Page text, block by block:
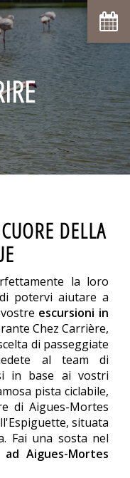
DELLA
la loro
potervi aiutare a
escursioni in
Chez Carrière,
di passeggiate
al team di
in base ai vostri
pista ciclabile,
di Aigues-Mortes
situata
Fai una sosta nel
Aigues-Mortes